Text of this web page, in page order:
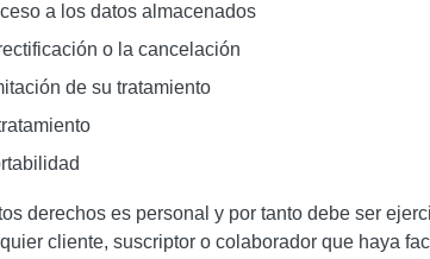
a los datos almacenados
o la cancelación
de su tratamiento
derechos es personal y por tanto debe ser
cliente, suscriptor o colaborador que haya